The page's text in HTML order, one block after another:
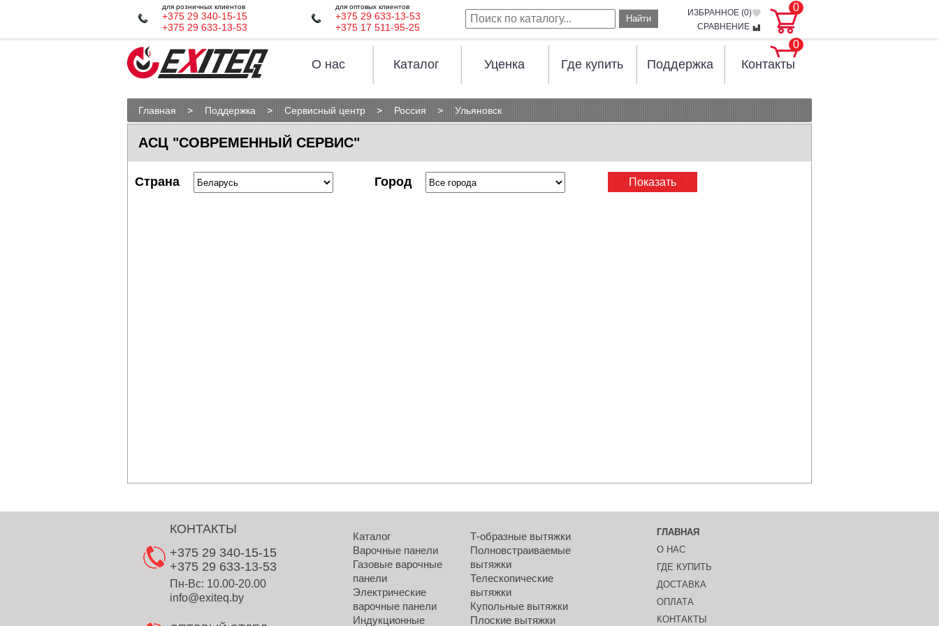
для розничных клиентов
+375 29 340-15-15
+375 29 633-13-53
для оптовых клиентов
+375 29 633-13-53
+375 17 511-95-25
Найти
ИЗБРАННОЕ (0)
СРАВНЕНИЕ
0
0
О нас Каталог Уценка Где купить Поддержка Контакты
Главная Поддержка Сервисный центр Россия Ульяновск
АСЦ "СОВРЕМЕННЫЙ СЕРВИС"
Страна Город Показать
КОНТАКТЫ
+375 29 340-15-15
+375 29 633-13-53
Пн-Вс: 10.00-20.00
info@exiteq.by
Каталог
Варочные панели
Газовые варочные
панели
Электрические
варочные панели
Индукционные
Т-образные вытяжки
Полновстраиваемые
вытяжки
Телескопические
вытяжки
Купольные вытяжки
Плоские вытяжки
ГЛАВНАЯ
О НАС
ГДЕ КУПИТЬ
ДОСТАВКА
ОПЛАТА
КОНТАКТЫ